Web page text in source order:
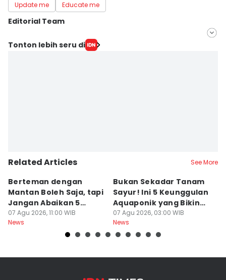
Update me
Educate me
Editorial Team
Editor
Tonton lebih seru di
Related Articles See More
Berteman dengan
Mantan Boleh Saja, tapi
Jangan Abaikan 5
Aturan Ini
07 Agu 2026, 11:00 WIB
News
Bukan Sekadar Tanam
Sayur! Ini 5 Keunggulan
Aquaponik yang Bikin
Takjub
07 Agu 2026, 03:00 WIB
News